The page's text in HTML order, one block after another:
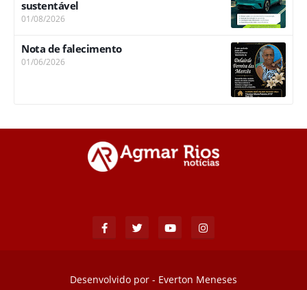
sustentável
01/08/2026
Nota de falecimento
01/06/2026
Desenvolvido por - Everton Meneses